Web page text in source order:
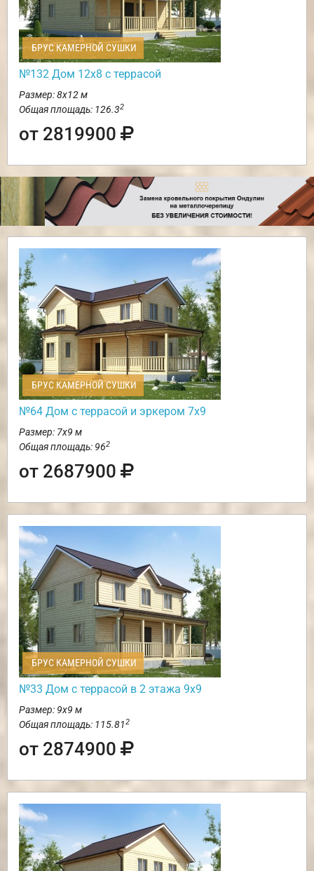
БРУС КАМЕРНОЙ СУШКИ
№132 Дом 12х8 с террасой
Размер: 8х12 м
Общая площадь: 126.32
от 2819900
БРУС КАМЕРНОЙ СУШКИ
№64 Дом с террасой и эркером 7х9
Размер: 7х9 м
Общая площадь: 962
от 2687900
БРУС КАМЕРНОЙ СУШКИ
№33 Дом с террасой в 2 этажа 9х9
Размер: 9х9 м
Общая площадь: 115.812
от 2874900